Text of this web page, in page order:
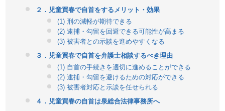
２．児童買春で自首をするメリット・効果
(1) 刑の減軽が期待できる
(2) 逮捕・勾留を回避できる可能性が高まる
(3) 被害者との示談を進めやすくなる
３．児童買春で自首を弁護士相談するべき理由
(1) 自首の手続きを適切に進めることができる
(2) 逮捕・勾留を避けるための対応ができる
(3) 被害者対応と示談を任せられる
４．児童買春の自首は泉総合法律事務所へ